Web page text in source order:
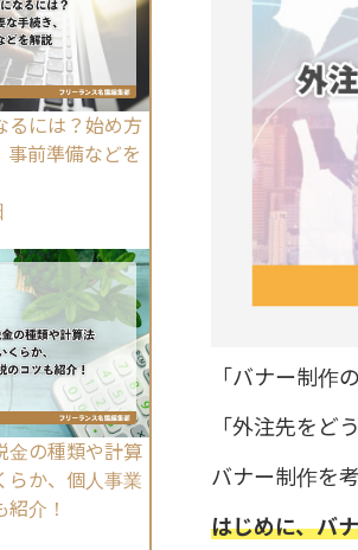
るには？始め方
事前準備などを
金の種類や計算
らか、個人事業
介！
「バナー制作
「外注先をど
バナー制作を
はじめに、バ